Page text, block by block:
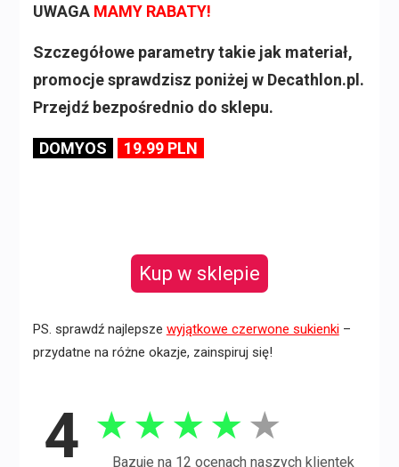
UWAGA MAMY RABATY!
Szczegółowe parametry takie jak materiał,
promocje sprawdzisz poniżej w Decathlon.pl.
Przejdź bezpośrednio do sklepu.
DOMYOS 19.99 PLN
Kup w sklepie
PS. sprawdź najlepsze wyjątkowe czerwone sukienki–
przydatne na różne okazje, zainspiruj się!
4 ★ ★ ★ ★ ★
Bazuje na 12 ocenach naszych klientek